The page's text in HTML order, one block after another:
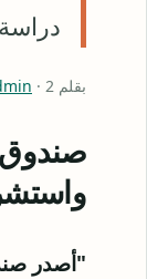
بقلم · 2 دقائق قراءة · نشر 2018-04-11 · حدّث 2019-03-11
صندوق
"أصدر